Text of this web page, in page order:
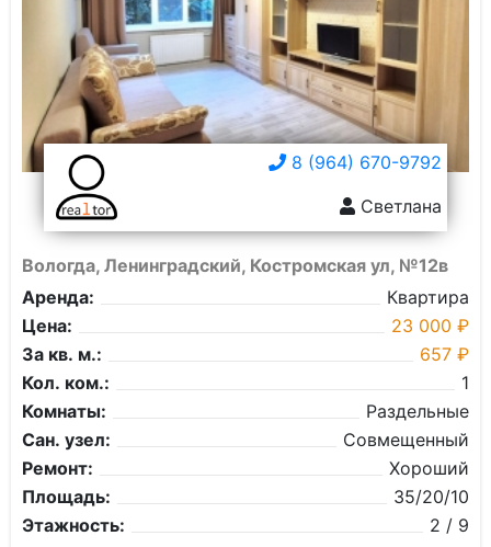
8 (964) 670-9792
Светлана
Вологда, Ленинградский, Костромская ул, №12в
Аренда:
Квартира
Цена:
23 000 ₽
За кв. м.:
657 ₽
Кол. ком.:
1
Комнаты:
Раздельные
Сан. узел:
Совмещенный
Ремонт:
Хороший
Площадь:
35/20/10
Этажность:
2 / 9